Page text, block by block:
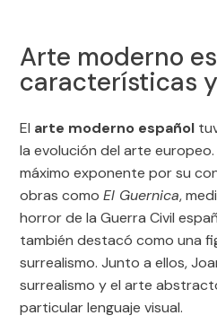
Arte moderno
características
El arte moderno español
la evolución del arte europeo.
máximo exponente por su
obras comoEl Guernica,
horror de la Guerra Civil
también destacó como una
surrealismo. Junto a ellos,
surrealismo y el arte
particular lenguaje visual.